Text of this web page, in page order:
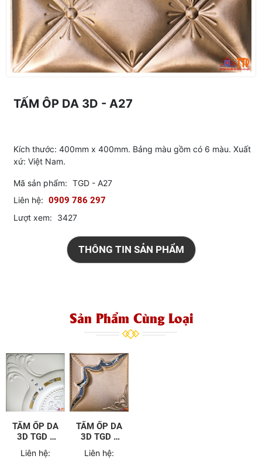
TẤM ÔP DA 3D - A27
Kích thước: 400mm x 400mm. Bảng màu gồm có 6 màu. Xuất
xứ: Việt Nam.
Mã sản phẩm: TGD - A27
Liên hệ: 0909 786 297
Lượt xem: 3427
THÔNG TIN SẢN PHẨM
Sản Phẩm Cùng Loại
TẤM ỐP DA
3D TGD -
B40
Liên hệ:
TẤM ỐP DA
3D TGD -
B41
Liên hệ: